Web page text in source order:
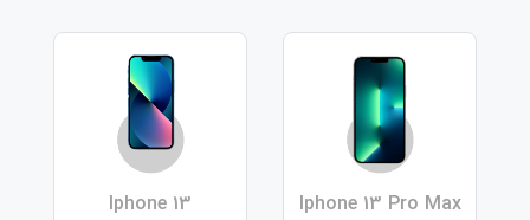
Iphone 13 Pro Max
Iphone 13